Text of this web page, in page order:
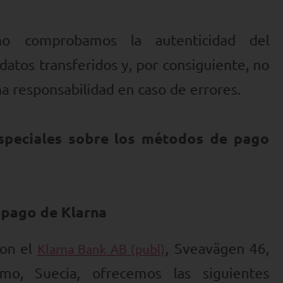
comprobamos la autenticidad del
transferidos y, por consiguiente, no
responsabilidad en caso de errores.
sobre los métodos de pago
de Klarna
el Klarna Bank AB (publ), Sveavägen 46,
Suecia, ofrecemos las siguientes